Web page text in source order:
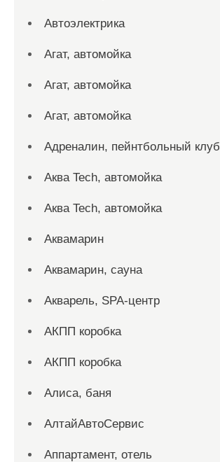
Автоэлектрика
Агат, автомойка
Агат, автомойка
Агат, автомойка
Адреналин, пейнтбольный клуб
Аква Tech, автомойка
Аква Tech, автомойка
Аквамарин
Аквамарин, сауна
Акварель, SPA-центр
АКПП коробка
АКПП коробка
Алиса, баня
АлтайАвтоСервис
Аппартамент, отель